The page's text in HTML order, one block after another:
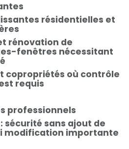
résidentielles et
rénovation de
fenêtres nécessitant
copropriétés où contrôle
requis
professionnels
sécurité sans ajout de
modification importante